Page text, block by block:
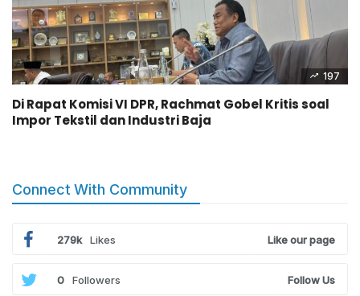
197
Di Rapat Komisi VI DPR, Rachmat Gobel Kritis soal
Impor Tekstil dan Industri Baja
Connect With Community
279k Likes Like our page
0 Followers Follow Us